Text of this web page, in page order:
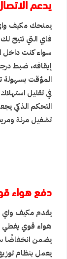
يمنحك مكيف
فاي التي تتيح
سواء كنت داخل
إيقافه، ضبط
المؤقت بسهولة
في تقليل
التحكم الذكي
تشغيل مرنة
دفع هواء
يقدم مكيف واي
هواء قوي يغطي
يضمن انخفاضًا
يعمل بنظام